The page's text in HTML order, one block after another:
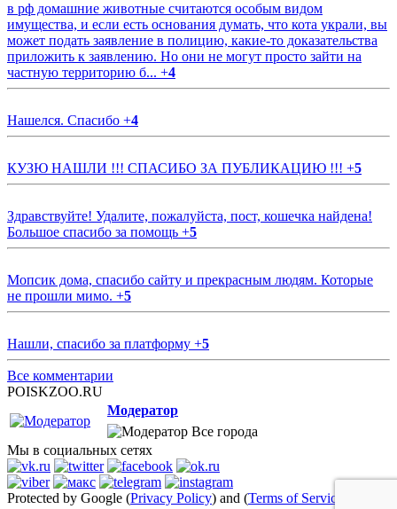
в рф домашние животные считаются особым видом
имущества, и если есть основания думать, что кота украли, вы
может подать заявление в полицию, какие-то доказательства
приложить к заявлению. Но они не могут просто зайти на
частную территорию б... +4
Нашелся. Спасибо +4
КУЗЮ НАШЛИ !!! СПАСИБО ЗА ПУБЛИКАЦИЮ !!! +5
Здравствуйте! Удалите, пожалуйста, пост, кошечка найдена!
Большое спасибо за помощь +5
Мопсик дома, спасибо сайту и прекрасным людям. Которые
не прошли мимо. +5
Нашли, спасибо за платформу +5
Все комментарии
POISKZOO.RU
Модератор
Все города
Мы в социальных сетях
Protected by Google (Privacy Policy) and (Terms of Service